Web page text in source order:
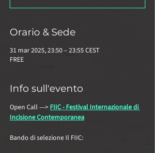
Orario & Sede
31 mar 2025, 23:50 – 23:55 CEST
FREE
Info sull'evento
Open Call ---> FIIC - Festival Internazionale di
Incisione Contemporanea
Bando di selezione Il FIIC: